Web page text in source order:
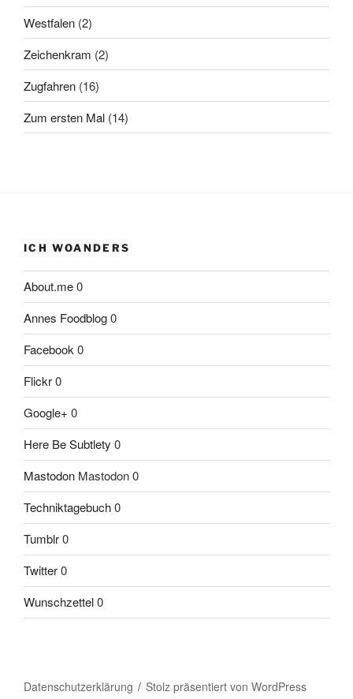
Westfalen (2)
Zeichenkram (2)
Zugfahren (16)
Zum ersten Mal (14)
ICH WOANDERS
About.me0
Annes Foodblog0
Facebook0
Flickr0
Google+ 0
Here Be Subtlety 0
Mastodon Mastodon 0
Techniktagebuch0
Tumblr0
Twitter0
Wunschzettel0
Datenschutzerklärung Stolz präsentiert von WordPress